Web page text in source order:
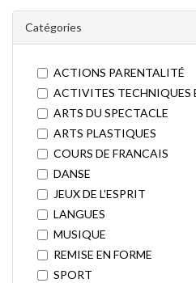
Catégories
ACTIONS PARENTALITÉ
ACTIVITES TECHNIQUES
ARTS DU SPECTACLE
ARTS PLASTIQUES
COURS DE FRANCAIS
DANSE
JEUX DE L'ESPRIT
LANGUES
MUSIQUE
REMISE EN FORME
SPORT